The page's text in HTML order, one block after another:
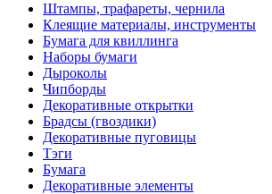
Штампы, трафареты, чернила
Клеящие материалы, инструменты
Бумага для квиллинга
Наборы бумаги
Дыроколы
Чипборды
Декоративные открытки
Брадсы (гвоздики)
Декоративные пуговицы
Тэги
Бумага
Декоративные элементы